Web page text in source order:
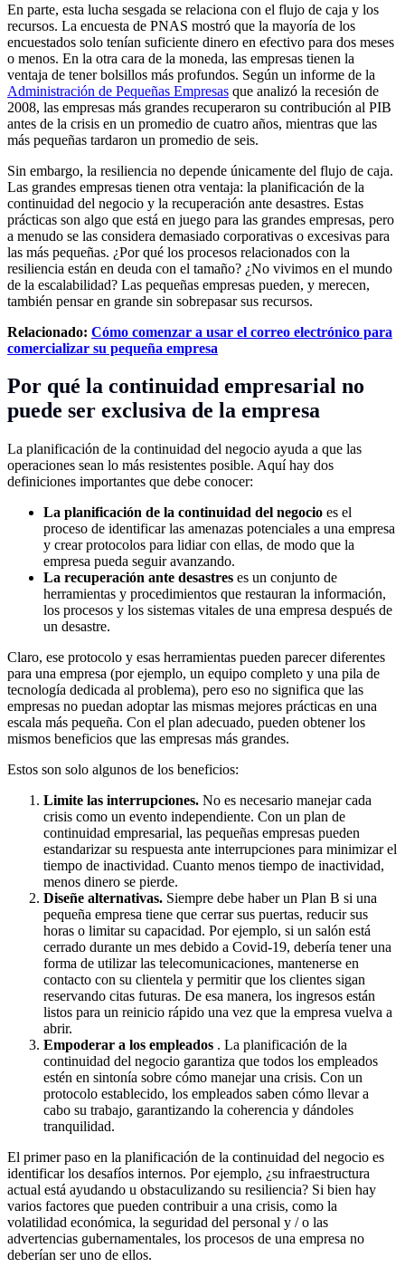
En parte, esta lucha sesgada se relaciona con el flujo de caja y los
recursos. La encuesta de PNAS mostró que la mayoría de los
encuestados solo tenían suficiente dinero en efectivo para dos meses
o menos. En la otra cara de la moneda, las empresas tienen la
ventaja de tener bolsillos más profundos. Según un informe de la
Administración de Pequeñas Empresas que analizó la recesión de
2008, las empresas más grandes recuperaron su contribución al PIB
antes de la crisis en un promedio de cuatro años, mientras que las
más pequeñas tardaron un promedio de seis.
Sin embargo, la resiliencia no depende únicamente del flujo de caja.
Las grandes empresas tienen otra ventaja: la planificación de la
continuidad del negocio y la recuperación ante desastres. Estas
prácticas son algo que está en juego para las grandes empresas, pero
a menudo se las considera demasiado corporativas o excesivas para
las más pequeñas. ¿Por qué los procesos relacionados con la
resiliencia están en deuda con el tamaño? ¿No vivimos en el mundo
de la escalabilidad? Las pequeñas empresas pueden, y merecen,
también pensar en grande sin sobrepasar sus recursos.
Relacionado: Cómo comenzar a usar el correo electrónico para
comercializar su pequeña empresa
Por qué la continuidad empresarial no
puede ser exclusiva de la empresa
La planificación de la continuidad del negocio ayuda a que las
operaciones sean lo más resistentes posible. Aquí hay dos
definiciones importantes que debe conocer:
La planificación de la continuidad del negocio es el
proceso de identificar las amenazas potenciales a una empresa
y crear protocolos para lidiar con ellas, de modo que la
empresa pueda seguir avanzando.
La recuperación ante desastres es un conjunto de
herramientas y procedimientos que restauran la información,
los procesos y los sistemas vitales de una empresa después de
un desastre.
Claro, ese protocolo y esas herramientas pueden parecer diferentes
para una empresa (por ejemplo, un equipo completo y una pila de
tecnología dedicada al problema), pero eso no significa que las
empresas no puedan adoptar las mismas mejores prácticas en una
escala más pequeña. Con el plan adecuado, pueden obtener los
mismos beneficios que las empresas más grandes.
Estos son solo algunos de los beneficios:
Limite las interrupciones. No es necesario manejar cada
crisis como un evento independiente. Con un plan de
continuidad empresarial, las pequeñas empresas pueden
estandarizar su respuesta ante interrupciones para minimizar el
tiempo de inactividad. Cuanto menos tiempo de inactividad,
menos dinero se pierde.
Diseñe alternativas. Siempre debe haber un Plan B si una
pequeña empresa tiene que cerrar sus puertas, reducir sus
horas o limitar su capacidad. Por ejemplo, si un salón está
cerrado durante un mes debido a Covid-19, debería tener una
forma de utilizar las telecomunicaciones, mantenerse en
contacto con su clientela y permitir que los clientes sigan
reservando citas futuras. De esa manera, los ingresos están
listos para un reinicio rápido una vez que la empresa vuelva a
abrir.
Empoderar a los empleados . La planificación de la
continuidad del negocio garantiza que todos los empleados
estén en sintonía sobre cómo manejar una crisis. Con un
protocolo establecido, los empleados saben cómo llevar a
cabo su trabajo, garantizando la coherencia y dándoles
tranquilidad.
El primer paso en la planificación de la continuidad del negocio es
identificar los desafíos internos. Por ejemplo, ¿su infraestructura
actual está ayudando u obstaculizando su resiliencia? Si bien hay
varios factores que pueden contribuir a una crisis, como la
volatilidad económica, la seguridad del personal y / o las
advertencias gubernamentales, los procesos de una empresa no
deberían ser uno de ellos.